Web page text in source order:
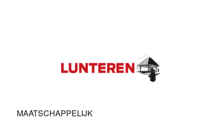
MAATSCHAPPELIJK